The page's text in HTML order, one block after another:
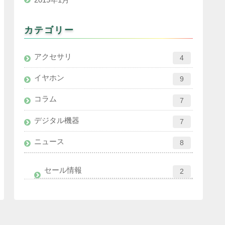
カテゴリー
アクセサリ 4
イヤホン 9
コラム 7
デジタル機器 7
ニュース 8
セール情報 2